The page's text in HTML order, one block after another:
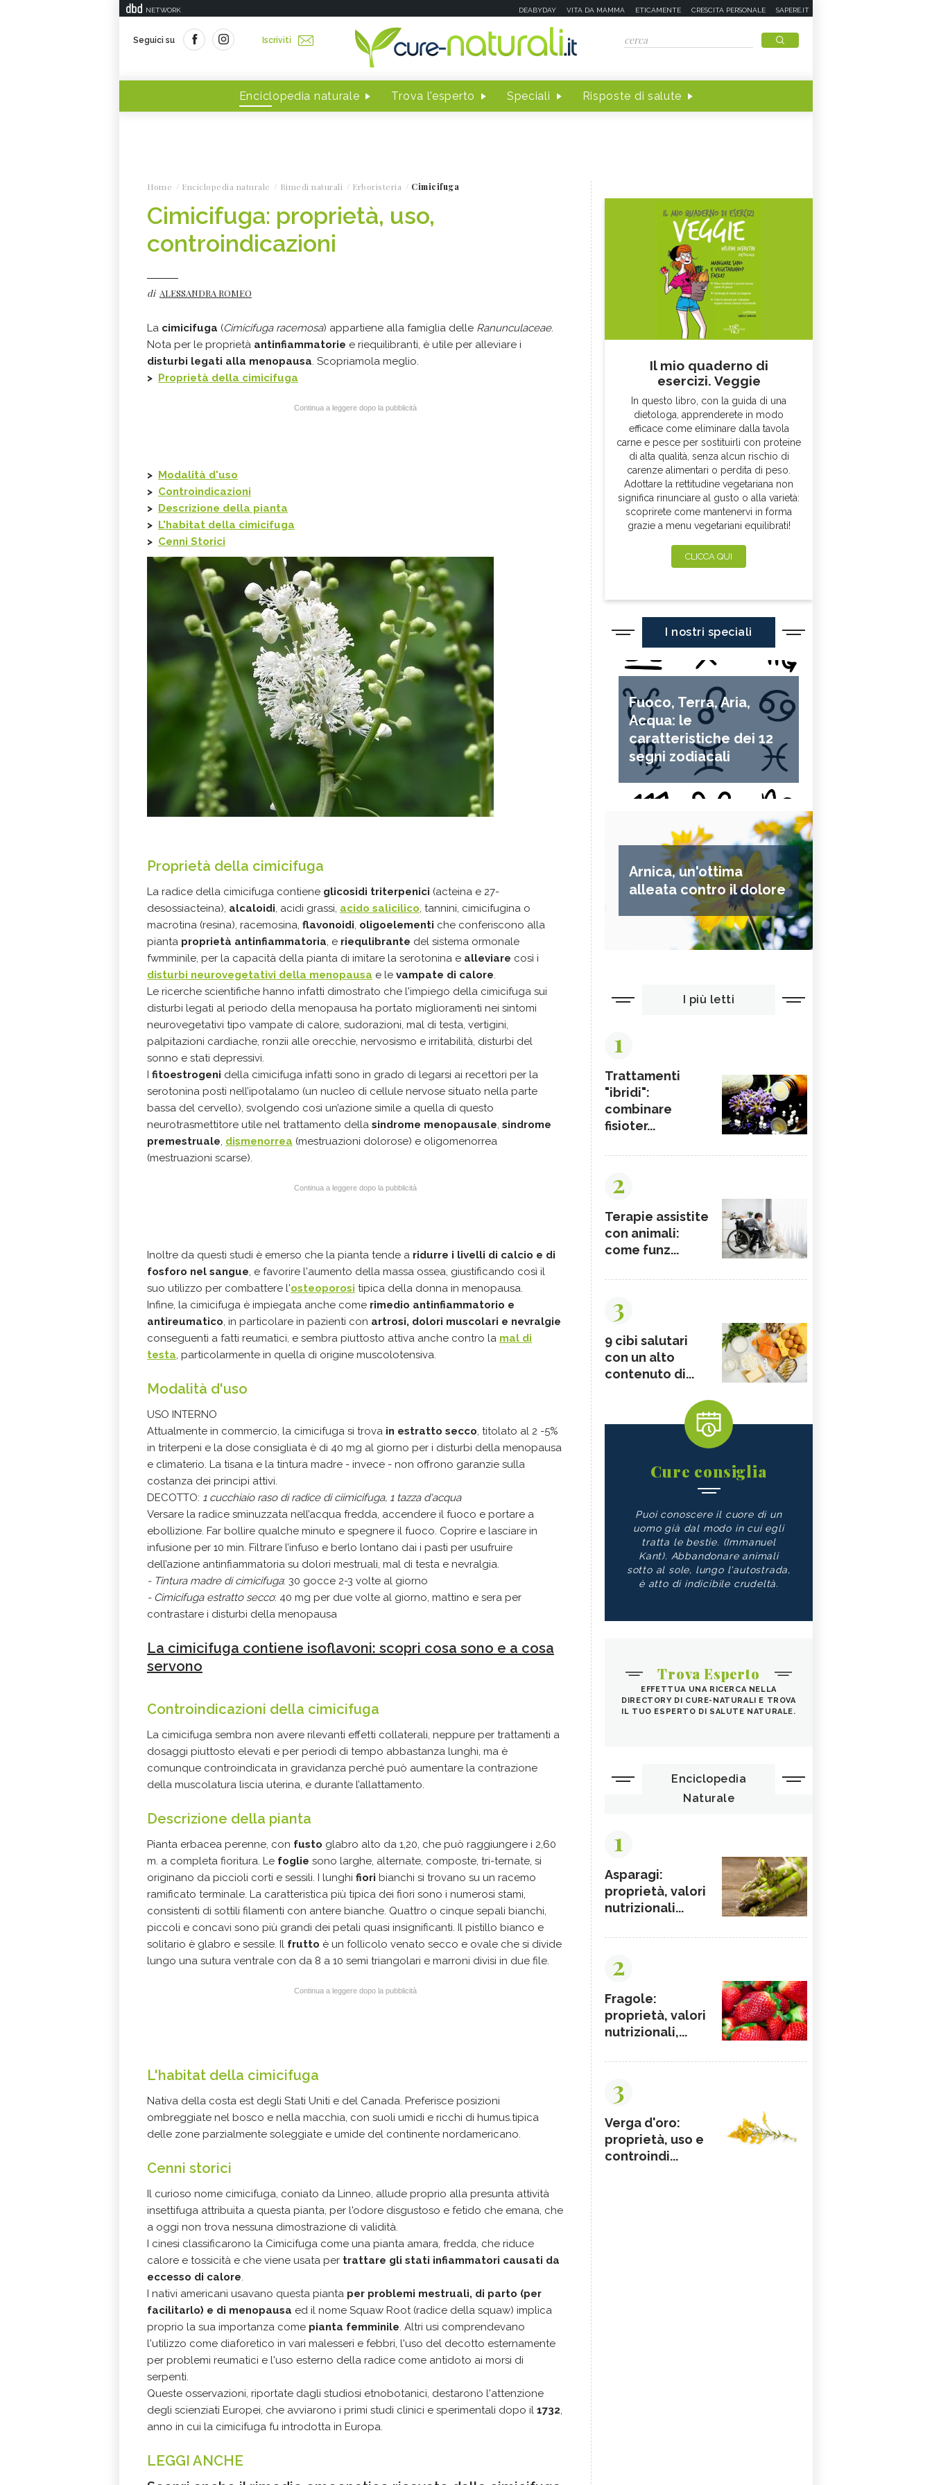
NETWORK DEABYDAY VITA DA MAMMA ETICAMENTE CRESCITA PERSONALE SAPERE.IT
Seguici su Iscriviti
Enciclopedia naturale Trova l'esperto Speciali Risposte di salute
Home Enciclopedia naturale Rimedi naturali Erboristeria Cimicifuga
Cimicifuga: proprietà, uso,
controindicazioni
di ALESSANDRA ROMEO
La cimicifuga (Cimicifuga racemosa) appartiene alla famiglia delle Ranunculaceae.
Nota per le proprietà antinfiammatorie e riequilibranti, è utile per alleviare i
disturbi legati alla menopausa. Scopriamola meglio.
> Proprietà della cimicifuga
Continua a leggere dopo la pubblicità
> Modalità d'uso
> Controindicazioni
> Descrizione della pianta
> L'habitat della cimicifuga
> Cenni Storici
Proprietà della cimicifuga
La radice della cimicifuga contiene glicosidi triterpenici (acteina e 27-
desossiacteina), alcaloidi, acidi grassi, acido salicilico, tannini, cimicifugina o
macrotina (resina), racemosina, flavonoidi, oligoelementi che conferiscono alla
pianta proprietà antinfiammatoria, e riequlibrante del sistema ormonale
fwmminile, per la capacità della pianta di imitare la serotonina e alleviare così i
disturbi neurovegetativi della menopausa e le vampate di calore.
Le ricerche scientifiche hanno infatti dimostrato che l'impiego della cimicifuga sui
disturbi legati al periodo della menopausa ha portato miglioramenti nei sintomi
neurovegetativi tipo vampate di calore, sudorazioni, mal di testa, vertigini,
palpitazioni cardiache, ronzii alle orecchie, nervosismo e irritabilità, disturbi del
sonno e stati depressivi.
I fitoestrogeni della cimicifuga infatti sono in grado di legarsi ai recettori per la
serotonina posti nell’ipotalamo (un nucleo di cellule nervose situato nella parte
bassa del cervello), svolgendo così un’azione simile a quella di questo
neurotrasmettitore utile nel trattamento della sindrome menopausale, sindrome
premestruale, dismenorrea (mestruazioni dolorose) e oligomenorrea
(mestruazioni scarse).
Continua a leggere dopo la pubblicità
Inoltre da questi studi è emerso che la pianta tende a ridurre i livelli di calcio e di
fosforo nel sangue, e favorire l'aumento della massa ossea, giustificando così il
suo utilizzo per combattere l'osteoporosi tipica della donna in menopausa.
Infine, la cimicifuga è impiegata anche come rimedio antinfiammatorio e
antireumatico, in particolare in pazienti con artrosi, dolori muscolari e nevralgie
conseguenti a fatti reumatici, e sembra piuttosto attiva anche contro la mal di
testa, particolarmente in quella di origine muscolotensiva.
Modalità d'uso
USO INTERNO
Attualmente in commercio, la cimicifuga si trova in estratto secco, titolato al 2 -5%
in triterpeni e la dose consigliata è di 40 mg al giorno per i disturbi della menopausa
e climaterio. La tisana e la tintura madre - invece - non offrono garanzie sulla
costanza dei principi attivi.
DECOTTO: 1 cucchiaio raso di radice di ciimicifuga, 1 tazza d'acqua
Versare la radice sminuzzata nell’acqua fredda, accendere il fuoco e portare a
ebollizione. Far bollire qualche minuto e spegnere il fuoco. Coprire e lasciare in
infusione per 10 min. Filtrare l’infuso e berlo lontano dai i pasti per usufruire
dell’azione antinfiammatoria su dolori mestruali, mal di testa e nevralgia.
- Tintura madre di cimicifuga: 30 gocce 2-3 volte al giorno
- Cimicifuga estratto secco: 40 mg per due volte al giorno, mattino e sera per
contrastare i disturbi della menopausa
La cimicifuga contiene isoflavoni: scopri cosa sono e a cosa
servono
Controindicazioni della cimicifuga
La cimicifuga sembra non avere rilevanti effetti collaterali, neppure per trattamenti a
dosaggi piuttosto elevati e per periodi di tempo abbastanza lunghi, ma è
comunque controindicata in gravidanza perché può aumentare la contrazione
della muscolatura liscia uterina, e durante l’allattamento.
Descrizione della pianta
Pianta erbacea perenne, con fusto glabro alto da 1,20, che può raggiungere i 2,60
m. a completa fioritura. Le foglie sono larghe, alternate, composte, tri-ternate, si
originano da piccioli corti e sessili. I lunghi fiori bianchi si trovano su un racemo
ramificato terminale. La caratteristica più tipica dei fiori sono i numerosi stami,
consistenti di sottili filamenti con antere bianche. Quattro o cinque sepali bianchi,
piccoli e concavi sono più grandi dei petali quasi insignificanti. Il pistillo bianco e
solitario è glabro e sessile. Il frutto è un follicolo venato secco e ovale che si divide
lungo una sutura ventrale con da 8 a 10 semi triangolari e marroni divisi in due file.
Continua a leggere dopo la pubblicità
L'habitat della cimicifuga
Nativa della costa est degli Stati Uniti e del Canada. Preferisce posizioni
ombreggiate nel bosco e nella macchia, con suoli umidi e ricchi di humus.tipica
delle zone parzialmente soleggiate e umide del continente nordamericano.
Cenni storici
Il curioso nome cimicifuga, coniato da Linneo, allude proprio alla presunta attività
insettifuga attribuita a questa pianta, per l'odore disgustoso e fetido che emana, che
a oggi non trova nessuna dimostrazione di validità.
I cinesi classificarono la Cimicifuga come una pianta amara, fredda, che riduce
calore e tossicità e che viene usata per trattare gli stati infiammatori causati da
eccesso di calore.
I nativi americani usavano questa pianta per problemi mestruali, di parto (per
facilitarlo) e di menopausa ed il nome Squaw Root (radice della squaw) implica
proprio la sua importanza come pianta femminile. Altri usi comprendevano
l'utilizzo come diaforetico in vari malesseri e febbri, l'uso del decotto esternamente
per problemi reumatici e l'uso esterno della radice come antidoto ai morsi di
serpenti.
Queste osservazioni, riportate dagli studiosi etnobotanici, destarono l'attenzione
degli scienziati Europei, che avviarono i primi studi clinici e sperimentali dopo il 1732,
anno in cui la cimicifuga fu introdotta in Europa.
LEGGI ANCHE
Il mio quaderno di
esercizi. Veggie
In questo libro, con la guida di una
dietologa, apprenderete in modo
efficace come eliminare dalla tavola
carne e pesce per sostituirli con proteine
di alta qualità, senza alcun rischio di
carenze alimentari o perdita di peso.
Adottare la rettitudine vegetariana non
significa rinunciare al gusto o alla varietà:
scoprirete come mantenervi in forma
grazie a menu vegetariani equilibrati!
CLICCA QUI
I nostri speciali
Fuoco, Terra, Aria,
Acqua: le
caratteristiche dei 12
segni zodiacali
Arnica, un'ottima
alleata contro il dolore
I più letti
1
Trattamenti
"ibridi":
combinare
fisioter...
2
Terapie assistite
con animali:
come funz...
3
9 cibi salutari
con un alto
contenuto di...
Cure consiglia
Puoi conoscere il cuore di un
uomo già dal modo in cui egli
tratta le bestie. (Immanuel
Kant). Abbandonare animali
sotto al sole, lungo l'autostrada,
è atto di indicibile crudeltà.
Trova Esperto
EFFETTUA UNA RICERCA NELLA
DIRECTORY DI CURE-NATURALI E TROVA
IL TUO ESPERTO DI SALUTE NATURALE.
Enciclopedia
Naturale
1
Asparagi:
proprietà, valori
nutrizionali...
2
Fragole:
proprietà, valori
nutrizionali,...
3
Verga d'oro:
proprietà, uso e
controindi...